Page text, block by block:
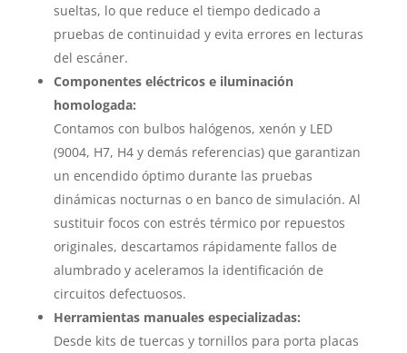
sueltas, lo que reduce el tiempo dedicado a
pruebas de continuidad y evita errores en lecturas
del escáner.
Componentes eléctricos e iluminación
homologada:
Contamos con bulbos halógenos, xenón y LED
(9004, H7, H4 y demás referencias) que garantizan
un encendido óptimo durante las pruebas
dinámicas nocturnas o en banco de simulación. Al
sustituir focos con estrés térmico por repuestos
originales, descartamos rápidamente fallos de
alumbrado y aceleramos la identificación de
circuitos defectuosos.
Herramientas manuales especializadas:
Desde kits de tuercas y tornillos para porta placas